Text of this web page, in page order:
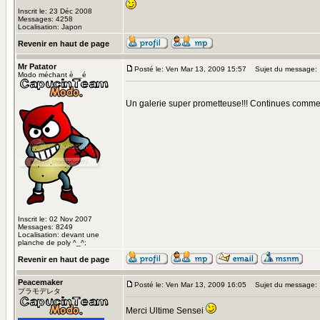
Inscrit le: 23 Déc 2008
Messages: 4258
Localisation: Japon
Revenir en haut de page
Mr Patator
Modo méchant è__é
Inscrit le: 02 Nov 2007
Messages: 8249
Localisation: devant une
planche de poly ^_^;
Posté le: Ven Mar 13, 2009 15:57 Sujet du message:
Un galerie super prometteuse!!! Continues
Revenir en haut de page
Peacemaker
プラモデレタ
Posté le: Ven Mar 13, 2009 16:05 Sujet du message:
Merci Ultime Sensei